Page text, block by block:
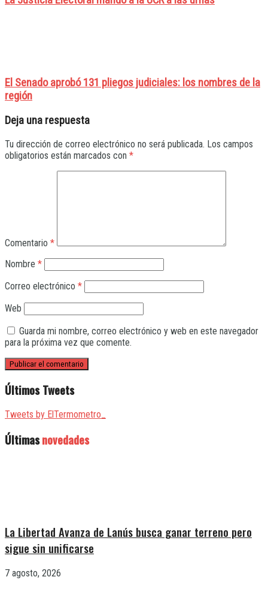
El Senado aprobó 131 pliegos judiciales: los nombres de la
región
Deja una respuesta
Tu dirección de correo electrónico no será publicada. Los campos
obligatorios están marcados con *
Comentario *
Nombre *
Correo electrónico *
Web
Guarda mi nombre, correo electrónico y web en este navegador
para la próxima vez que comente.
Últimos Tweets
Tweets by ElTermometro_
Últimasnovedades
La Libertad Avanza de Lanús busca ganar terreno pero
sigue sin unificarse
7 agosto, 2026